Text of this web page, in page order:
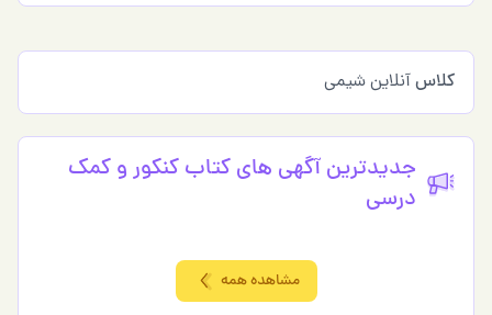
کلاسآنلاین شیمی
جدیدترین آگهی های کتاب کنکور و کمک
درسی
مشاهده همه